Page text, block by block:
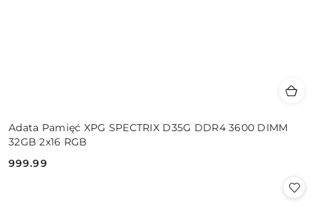
Adata Pamięć XPG SPECTRIX D35G DDR4 3600 DIMM
32GB 2x16 RGB
Cena:
999.99